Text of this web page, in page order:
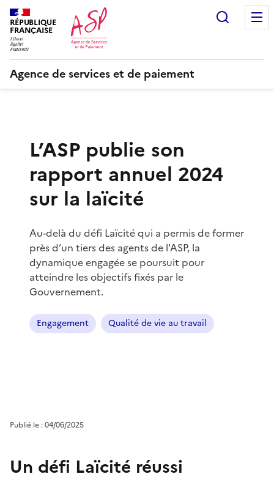
RÉPUBLIQUE
FRANÇAISE
Agence de services et de paiement
L’ASP publie son
rapport annuel 2024
sur la laïcité
Au-delà du défi Laïcité qui a permis de former
près d’un tiers des agents de l'ASP, la
dynamique engagée se poursuit pour
atteindre les objectifs fixés par le
Gouvernement.
Engagement Qualité de vie au travail
Publié le : 04/06/2025
Un défi Laïcité réussi